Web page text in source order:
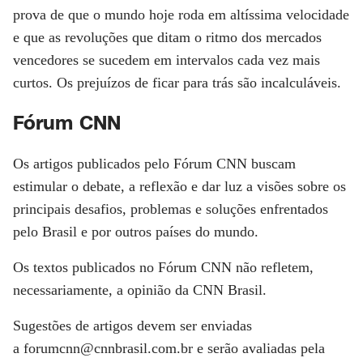
prova de que o mundo hoje roda em altíssima velocidade
e que as revoluções que ditam o ritmo dos mercados
vencedores se sucedem em intervalos cada vez mais
curtos. Os prejuízos de ficar para trás são incalculáveis.
Fórum CNN
Os artigos publicados pelo Fórum CNN buscam
estimular o debate, a reflexão e dar luz a visões sobre os
principais desafios, problemas e soluções enfrentados
pelo Brasil e por outros países do mundo.
Os textos publicados no Fórum CNN não refletem,
necessariamente, a opinião da CNN Brasil.
Sugestões de artigos devem ser enviadas
a forumcnn@cnnbrasil.com.br e serão avaliadas pela